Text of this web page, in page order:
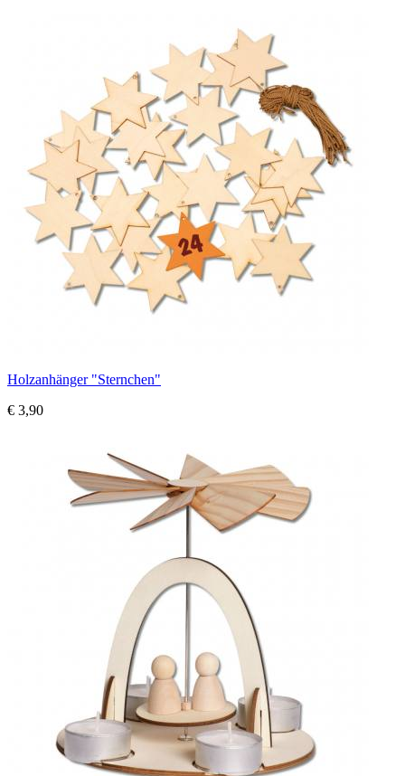
Holzanhänger "Sternchen"
€ 3,90